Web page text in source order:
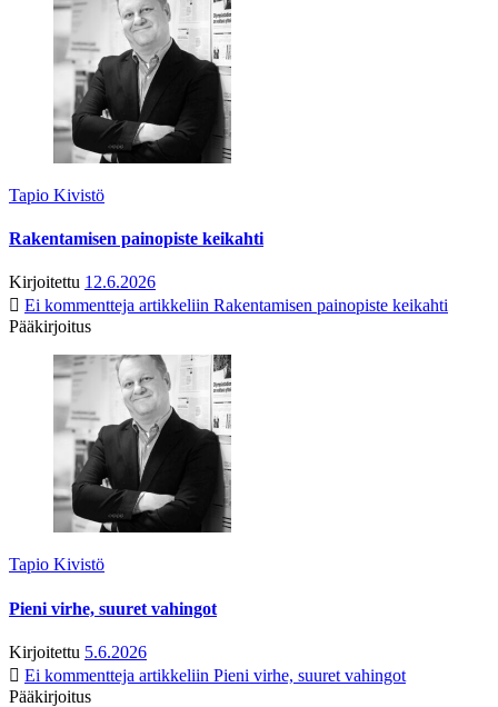
Tapio Kivistö
Rakentamisen painopiste keikahti
Kirjoitettu 12.6.2026
Ei kommentteja artikkeliin Rakentamisen painopiste keikahti
Pääkirjoitus
Tapio Kivistö
Pieni virhe, suuret vahingot
Kirjoitettu 5.6.2026
Ei kommentteja artikkeliin Pieni virhe, suuret vahingot
Pääkirjoitus